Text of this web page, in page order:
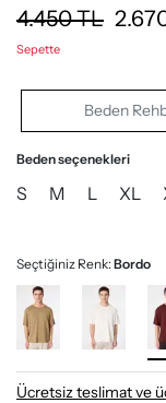
4.450TL
Sepette
Beden
Beden seçenekleri
S M L XL
Seçtiğiniz Renk:Bordo
Ücretsiz teslimat ve